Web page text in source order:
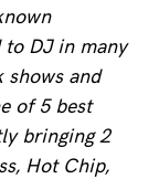
DJ in many
shows and
of 5 best
bringing 2
Hot Chip,